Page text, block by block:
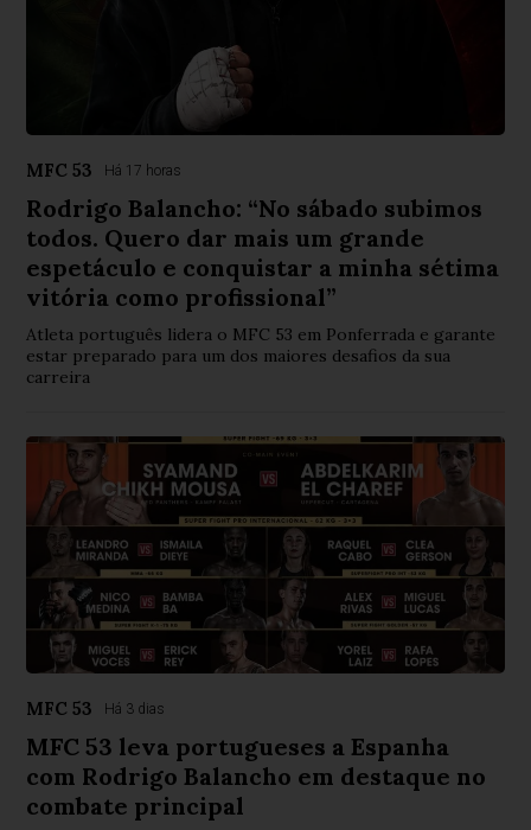
MFC 53 Há 17 horas
Rodrigo Balancho: “No sábado subimos
todos. Quero dar mais um grande
espetáculo e conquistar a minha sétima
vitória como profissional”
Atleta português lidera o MFC 53 em Ponferrada e garante
estar preparado para um dos maiores desafios da sua
carreira
MFC 53 Há 3 dias
MFC 53 leva portugueses a Espanha
com Rodrigo Balancho em destaque no
combate principal